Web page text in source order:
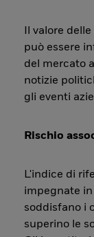
Il valore
può essere
del mercato
notizie
gli eventi
Rischio
L'indice di
impegnate
soddisfano i
superino le